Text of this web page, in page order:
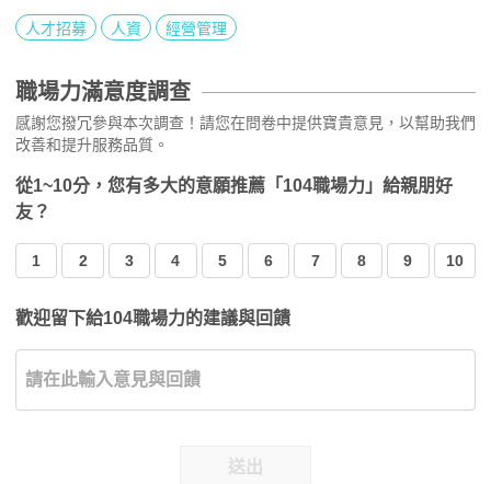
人才招募 人資 經營管理
職場力滿意度調查
感謝您撥冗參與本次調查！請您在問卷中提供寶貴意見，以幫助我們
改善和提升服務品質。
從1~10分，您有多大的意願推薦「104職場力」給親朋好
友？
1 2 3 4 5 6 7 8 9 10
歡迎留下給104職場力的建議與回饋
送出